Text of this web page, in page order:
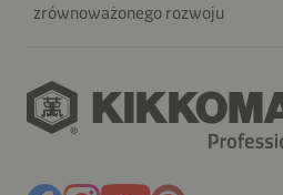
zrównoważonego rozwoju